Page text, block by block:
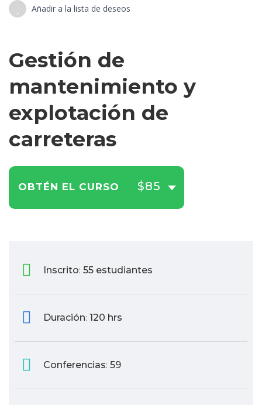
Añadir a la lista de deseos
Gestión de
mantenimiento y
explotación de
carreteras
OBTÉN EL CURSO $85
Inscrito: 55 estudiantes
Duración: 120 hrs
Conferencias: 59